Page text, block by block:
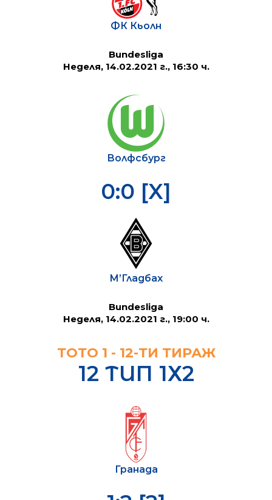
ФК Кьолн
Bundesliga
Неделя, 14.02.2021 г., 16:30 ч.
Волфсбург
0:0 [X]
М’Гладбах
Bundesliga
Неделя, 14.02.2021 г., 19:00 ч.
ТОТО 1 - 12-ТИ ТИРАЖ
12 ТИП 1Х2
Гранада